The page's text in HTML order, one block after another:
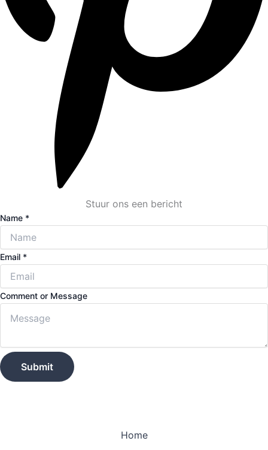
Stuur ons een bericht
Name *
E
a
i
a
m
e
Email *
Comment or Message
Submit
Home